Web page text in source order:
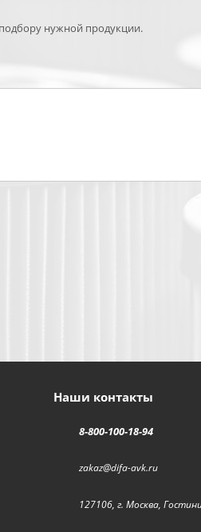
нужной продукции.
Наши контакты
8-800-100-18-94
zakaz@difa-avk.ru
127106, г. Москва,